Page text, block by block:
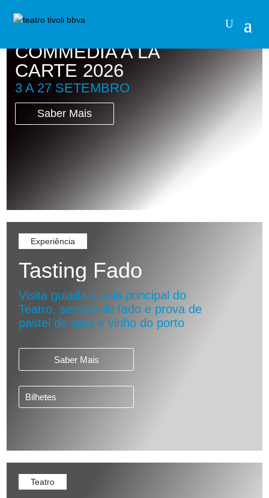
COMMEDIA A LA
CARTE 2026
3 A 27 SETEMBRO
Saber Mais
Experiência
Tasting Fado
Visita guiada à sala principal do
Teatro, sessão de fado e prova de
pastel de nata e vinho do porto
Saber Mais
Bilhetes
Teatro